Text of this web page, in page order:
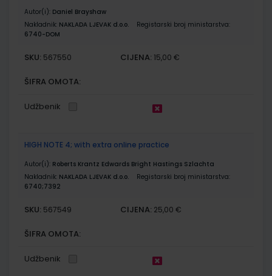
Autor(i): Daniel Brayshaw
Nakladnik: NAKLADA LJEVAK d.o.o.
Registarski broj ministarstva:
6740-DOM
SKU: 567550 CIJENA: 15,00 €
ŠIFRA OMOTA:
Udžbenik
HIGH NOTE 4; with extra online practice
Autor(i): Roberts Krantz Edwards Bright Hastings Szlachta
Nakladnik: NAKLADA LJEVAK d.o.o.
Registarski broj ministarstva:
6740;7392
SKU: 567549 CIJENA: 25,00 €
ŠIFRA OMOTA:
Udžbenik